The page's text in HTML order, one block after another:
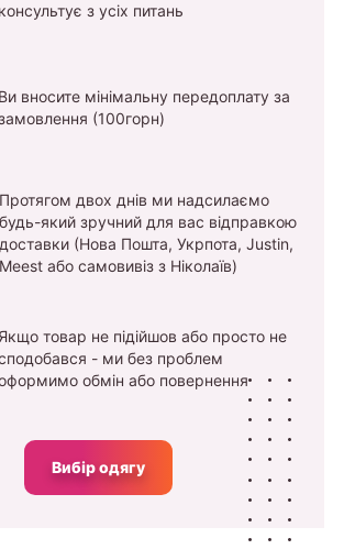
консультує з усіх питань
Ви вносите мінімальну передоплату за
(100горн)
Протягом двох днів ми надсилаємо
будь-який зручний для вас відправкою
доставки (Нова Пошта, Укрпота, Justin,
Meest або самовивіз з Ніколаїв)
Якщо товар не підійшов або просто не
- ми без проблем
обмін або повернення
Вибір одягу